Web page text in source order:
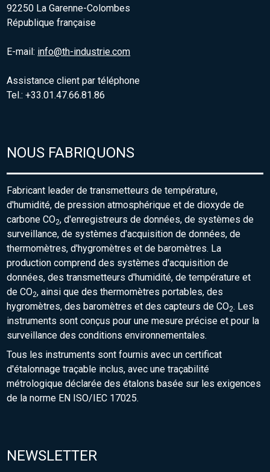
92250 La Garenne-Colombes
République française
E-mail: info@th-industrie.com
Assistance client par téléphone
Tel.: +33.01.47.66.81.86
NOUS FABRIQUONS
Fabricant leader de transmetteurs de température,
d'humidité, de pression atmosphérique et de dioxyde de
carbone CO2, d'enregistreurs de données, de systèmes de
surveillance, de systèmes d'acquisition de données, de
thermomètres, d'hygromètres et de baromètres. La
production comprend des systèmes d'acquisition de
données, des transmetteurs d'humidité, de température et
de CO2, ainsi que des thermomètres portables, des
hygromètres, des baromètres et des capteurs de CO2. Les
instruments sont conçus pour une mesure précise et pour la
surveillance des conditions environnementales.
Tous les instruments sont fournis avec un certificat
d'étalonnage traçable inclus, avec une traçabilité
métrologique déclarée des étalons basée sur les exigences
de la norme EN ISO/IEC 17025.
NEWSLETTER